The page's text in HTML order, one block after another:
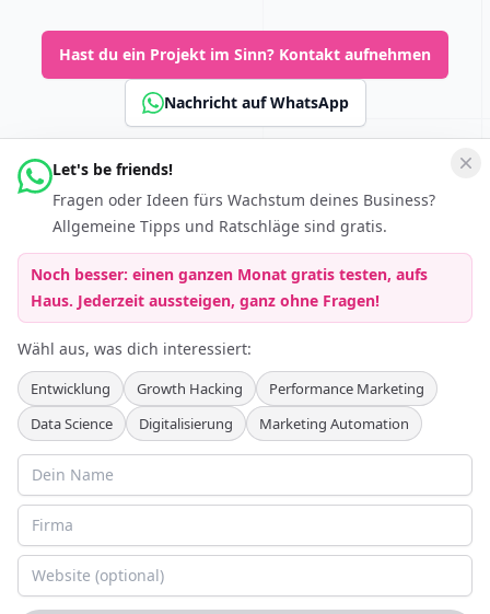
Hast du ein Projekt im Sinn? Kontakt aufnehmen
Nachricht auf WhatsApp
Folge Keferboeck Ltd auf LinkedIn um auf dem Laufenden zu
bleiben überGrowth Hacking
Partnerprogramme:Agentur Partnerprogramm
AGBDatenschutzerklärungCookie-RichtlinieImpressum
©2026Keferboeck Ltd.
Let's be friends!
Fragen oder Ideen fürs Wachstum deines Business?
Allgemeine Tipps und Ratschläge sind gratis.
Noch besser: einen ganzen Monat gratis testen, aufs
Haus. Jederzeit aussteigen, ganz ohne Fragen!
Wähl aus, was dich interessiert:
Entwicklung Growth Hacking
Performance Marketing
Data Science
Digitalisierung Marketing Automation